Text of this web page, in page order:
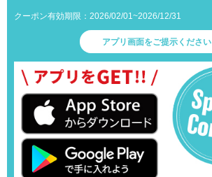
クーポン有効期限：2026/02/01~2026/12/31
アプリ画面をご提示ください